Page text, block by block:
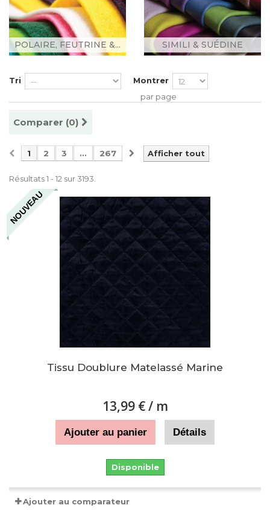
POLAIRE, FEUTRINE &... SIMILI & SUÉDINE
Tri
Montrer
par page
Comparer (0)
Afficher tout
1 2 3 ... 267
Résultats 1 - 12 sur 3193.
NOUVEAU
Tissu Doublure Matelassé Marine
13,99 €/ m
Ajouter au panier Détails
Disponible
Ajouter au comparateur